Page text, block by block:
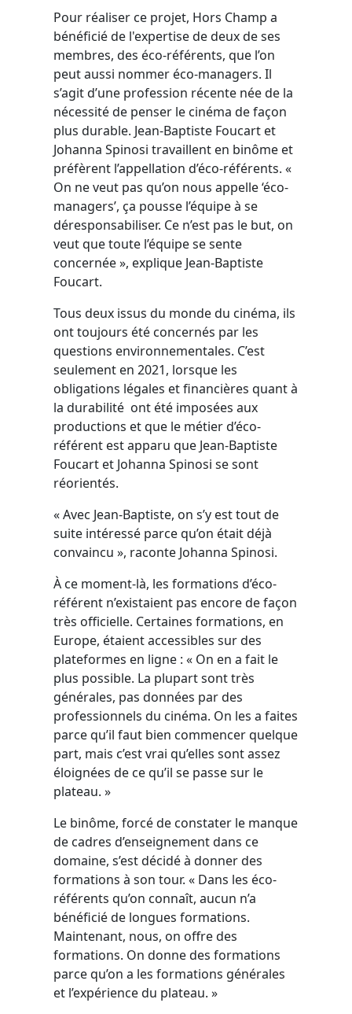
Pour réaliser ce projet, Hors Champ a
bénéficié de l'expertise de deux de ses
membres, des éco-référents, que l’on
peut aussi nommer éco-managers. Il
s’agit d’une profession récente née de la
nécessité de penser le cinéma de façon
plus durable. Jean-Baptiste Foucart et
Johanna Spinosi travaillent en binôme et
préfèrent l’appellation d’éco-référents. «
On ne veut pas qu’on nous appelle ‘éco-
managers’, ça pousse l’équipe à se
déresponsabiliser. Ce n’est pas le but, on
veut que toute l’équipe se sente
concernée », explique Jean-Baptiste
Foucart.
Tous deux issus du monde du cinéma, ils
ont toujours été concernés par les
questions environnementales. C’est
seulement en 2021, lorsque les
obligations légales et financières quant à
la durabilité ont été imposées aux
productions et que le métier d’éco-
référent est apparu que Jean-Baptiste
Foucart et Johanna Spinosi se sont
réorientés.
« Avec Jean-Baptiste, on s’y est tout de
suite intéressé parce qu’on était déjà
convaincu », raconte Johanna Spinosi.
À ce moment-là, les formations d’éco-
référent n’existaient pas encore de façon
très officielle. Certaines formations, en
Europe, étaient accessibles sur des
plateformes en ligne : « On en a fait le
plus possible. La plupart sont très
générales, pas données par des
professionnels du cinéma. On les a faites
parce qu’il faut bien commencer quelque
part, mais c’est vrai qu’elles sont assez
éloignées de ce qu’il se passe sur le
plateau. »
Le binôme, forcé de constater le manque
de cadres d’enseignement dans ce
domaine, s’est décidé à donner des
formations à son tour. « Dans les éco-
référents qu’on connaît, aucun n’a
bénéficié de longues formations.
Maintenant, nous, on offre des
formations. On donne des formations
parce qu’on a les formations générales
et l’expérience du plateau. »